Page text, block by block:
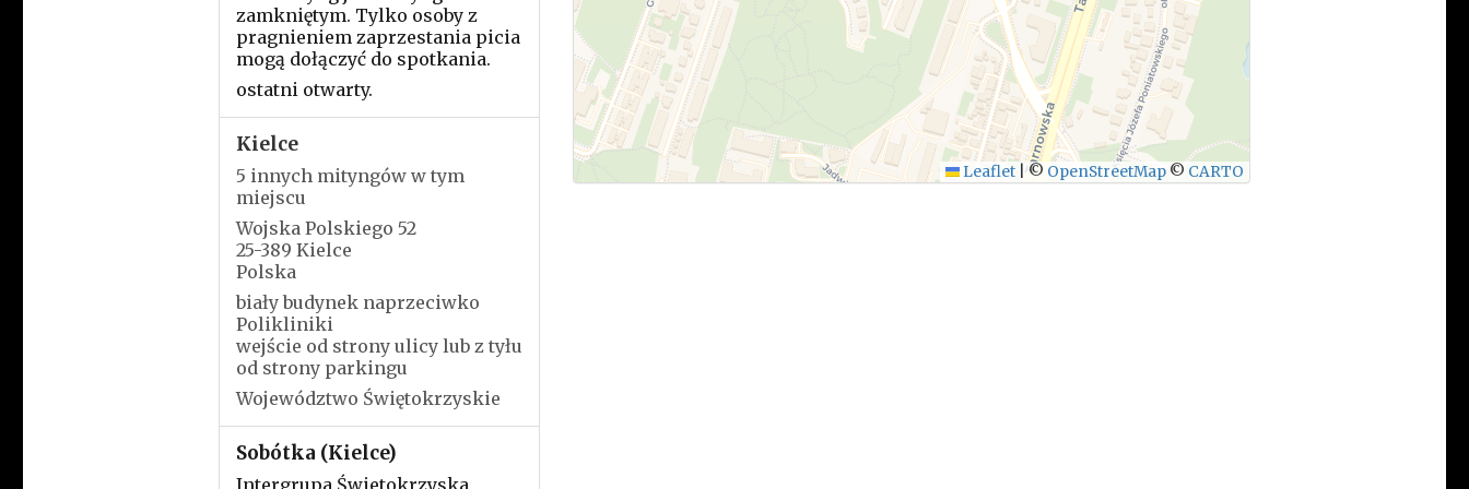
zamkniętym. Tylko osoby z
pragnieniem zaprzestania picia
mogą dołączyć do spotkania.
ostatni otwarty.
Kielce
5 innych mityngów w tym
miejscu
Wojska Polskiego 52
25-389 Kielce
Polska
biały budynek naprzeciwko
Polikliniki
wejście od strony ulicy lub z tyłu
od strony parkingu
Województwo Świętokrzyskie
Sobótka (Kielce)
Intergrupa Świetokrzyska
Leaflet |© OpenStreetMap © CARTO